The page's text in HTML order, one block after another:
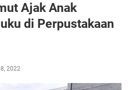
Ajak Anak
di Perpustakaan
2022